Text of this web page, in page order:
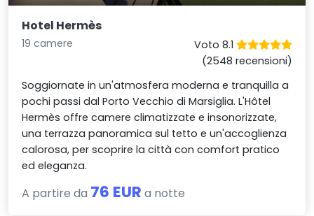
Hotel Hermès
19 camere
Voto 8.1
(2548 recensioni)
Soggiornate in un'atmosfera moderna e tranquilla a
pochi passi dal Porto Vecchio di Marsiglia. L'Hôtel
Hermès offre camere climatizzate e insonorizzate,
una terrazza panoramica sul tetto e un'accoglienza
calorosa, per scoprire la città con comfort pratico
ed eleganza.
A partire da 76 EUR a notte